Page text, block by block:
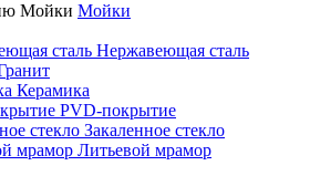
Мойки Мойки
Нержавеющая сталь
Керамика
PVD-покрытие
Закаленное стекло
Литьевой мрамор